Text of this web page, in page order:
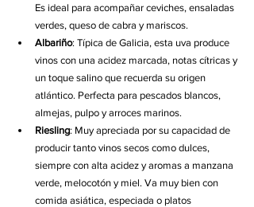
Es ideal para acompañar ceviches, ensaladas
verdes, queso de cabra y mariscos.
Albariño: Típica de Galicia, esta uva produce
vinos con una acidez marcada, notas cítricas y
un toque salino que recuerda su origen
atlántico. Perfecta para pescados blancos,
almejas, pulpo y arroces marinos.
Riesling: Muy apreciada por su capacidad de
producir tanto vinos secos como dulces,
siempre con alta acidez y aromas a manzana
verde, melocotón y miel. Va muy bien con
comida asiática, especiada o platos